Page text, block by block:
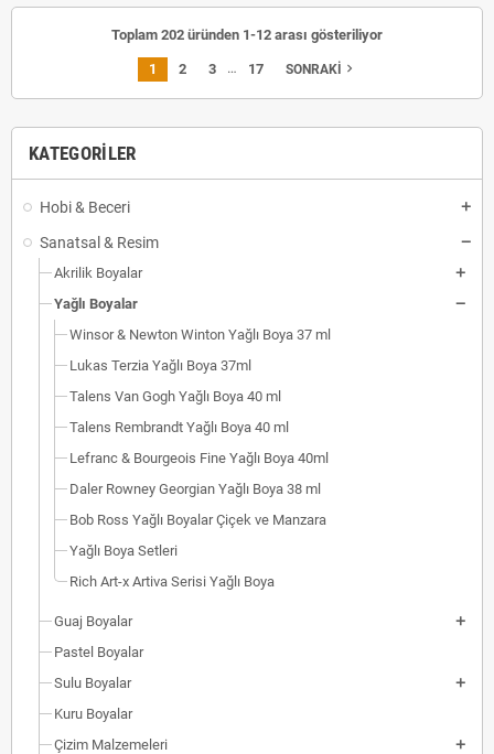
KATEGORILER
Hobi & Beceri
Sanatsal & Resim
Akrilik Boyalar
Yağlı Boyalar
Winsor & Newton Winton Yağlı Boya 37 ml
Lukas Terzia Yağlı Boya 37ml
Talens Van Gogh Yağlı Boya 40 ml
Talens Rembrandt Yağlı Boya 40 ml
Lefranc & Bourgeois Fine Yağlı Boya 40ml
Daler Rowney Georgian Yağlı Boya 38 ml
Bob Ross Yağlı Boyalar Çiçek ve Manzara
Yağlı Boya Setleri
Rich Art-x Artiva Serisi Yağlı Boya
Guaj Boyalar
Pastel Boyalar
Sulu Boyalar
Kuru Boyalar
Çizim Malzemeleri
Toplam 202 üründen 1-12 arası gösteriliyor
1 2 3 … 17 SONRAKI navigate_next